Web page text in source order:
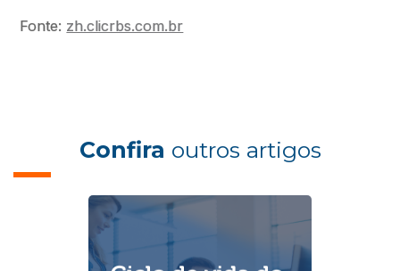
Fonte: zh.clicrbs.com.br
Confira outros artigos